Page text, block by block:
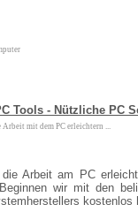
Tools - Nützliche PC
Arbeit mit dem PC erleichtern ...
Arbeit am PC
wir mit den
kostenlos